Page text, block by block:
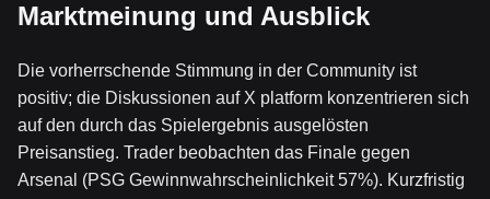
Marktmeinung und Ausblick
Die vorherrschende Stimmung in der Community ist
positiv; die Diskussionen auf X platform konzentrieren sich
auf den durch das Spielergebnis ausgelösten
Preisanstieg. Trader beobachten das Finale gegen
Arsenal (PSG Gewinnwahrscheinlichkeit 57%). Kurzfristig